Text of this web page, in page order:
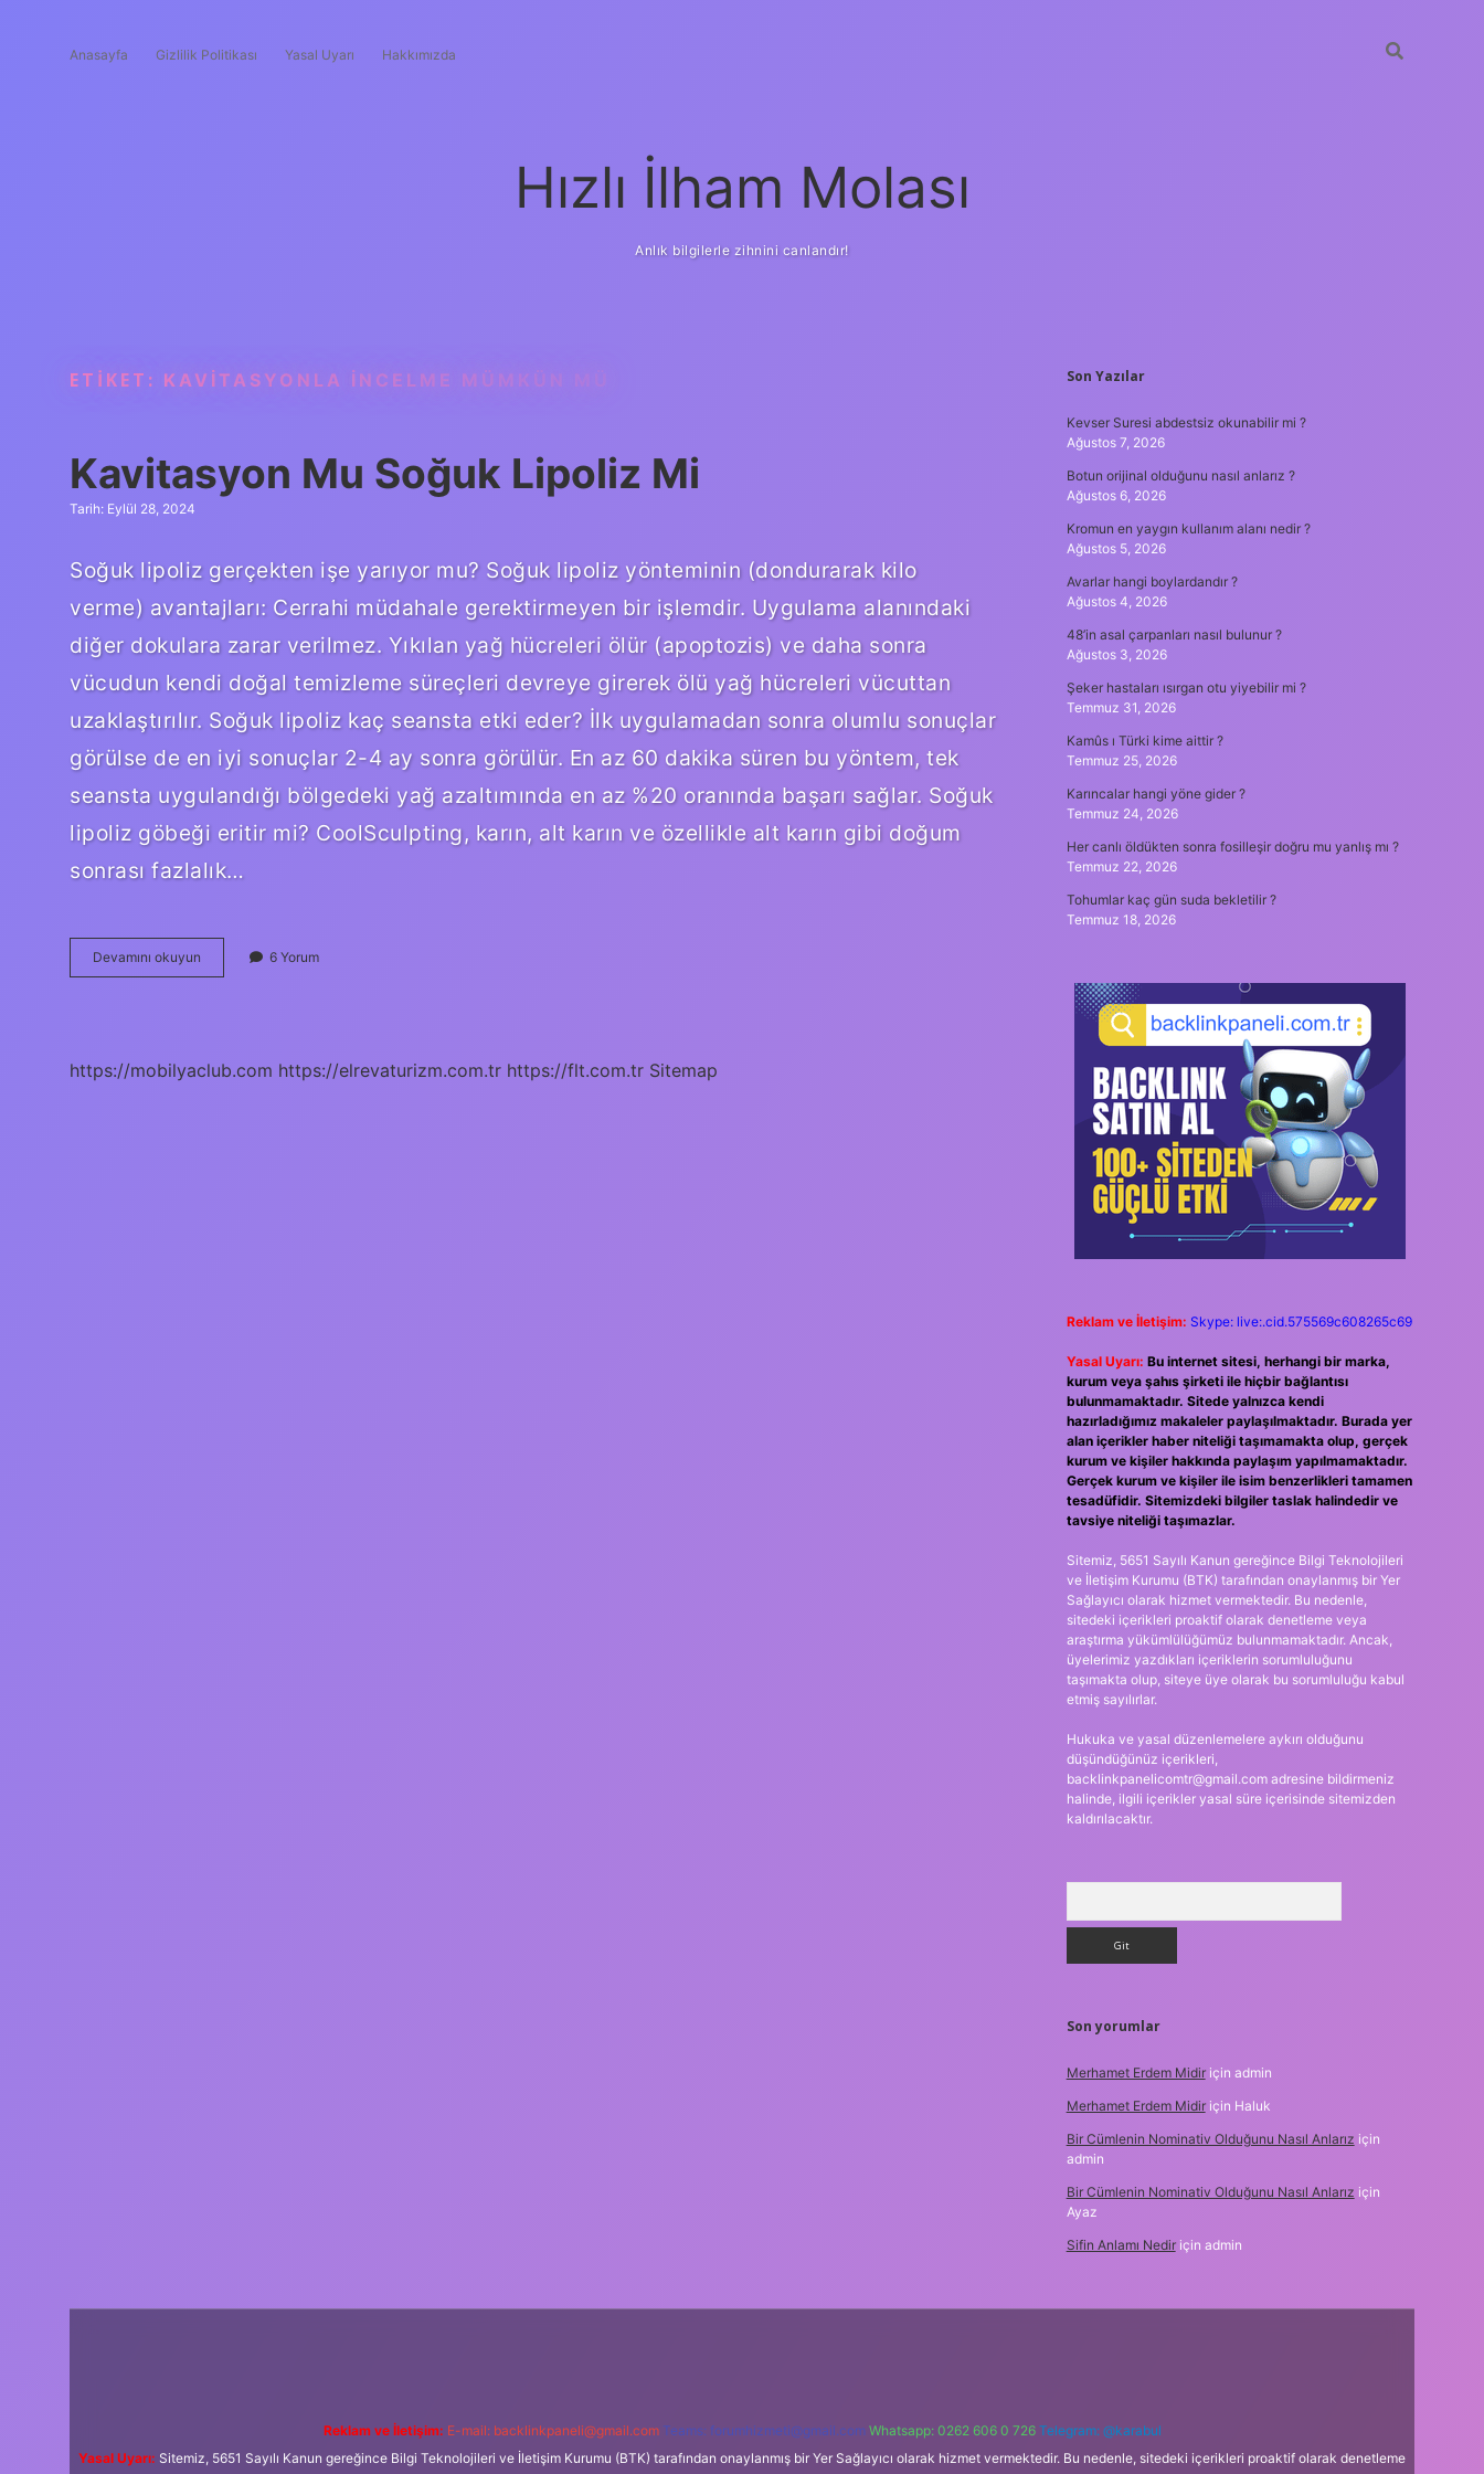
Anasayfa Gizlilik Politikası Yasal Uyarı Hakkımızda
Hızlı İlham Molası
Anlık bilgilerle zihnini canlandır!
ETIKET: KAVITASYONLA INCELME MÜMKÜN MÜ
Kavitasyon Mu Soğuk Lipoliz Mi
Tarih: Eylül 28, 2024
Soğuk lipoliz gerçekten işe yarıyor mu? Soğuk lipoliz yönteminin (dondurarak kilo
verme) avantajları: Cerrahi müdahale gerektirmeyen bir işlemdir. Uygulama alanındaki
diğer dokulara zarar verilmez. Yıkılan yağ hücreleri ölür (apoptozis) ve daha sonra
vücudun kendi doğal temizleme süreçleri devreye girerek ölü yağ hücreleri vücuttan
uzaklaştırılır. Soğuk lipoliz kaç seansta etki eder? İlk uygulamadan sonra olumlu sonuçlar
görülse de en iyi sonuçlar 2-4 ay sonra görülür. En az 60 dakika süren bu yöntem, tek
seansta uygulandığı bölgedeki yağ azaltımında en az %20 oranında başarı sağlar. Soğuk
lipoliz göbeği eritir mi? CoolSculpting, karın, alt karın ve özellikle alt karın gibi doğum
sonrası fazlalık…
Devamını okuyun Kavitasyon
Mu
6 Yorum
https://mobilyaclub.com https://elrevaturizm.com.tr https://flt.com.tr Sitemap
SIDEBAR
Son Yazılar
Kevser Suresi abdestsiz okunabilir mi ?
Ağustos 7, 2026
Botun orijinal olduğunu nasıl anlarız ?
Ağustos 6, 2026
Kromun en yaygın kullanım alanı nedir ?
Ağustos 5, 2026
Avarlar hangi boylardandır ?
Ağustos 4, 2026
48’in asal çarpanları nasıl bulunur ?
Ağustos 3, 2026
Şeker hastaları ısırgan otu yiyebilir mi ?
Temmuz 31, 2026
Kamûs ı Türki kime aittir ?
Temmuz 25, 2026
Karıncalar hangi yöne gider ?
Temmuz 24, 2026
Her canlı öldükten sonra fosilleşir doğru mu yanlış mı ?
Temmuz 22, 2026
Tohumlar kaç gün suda bekletilir ?
Temmuz 18, 2026
Reklam ve İletişim: Skype: live:.cid.575569c608265c69
Yasal Uyarı: Bu internet sitesi, herhangi bir marka,
kurum veya şahıs şirketi ile hiçbir bağlantısı
bulunmamaktadır. Sitede yalnızca kendi
hazırladığımız makaleler paylaşılmaktadır. Burada yer
alan içerikler haber niteliği taşımamakta olup, gerçek
kurum ve kişiler hakkında paylaşım yapılmamaktadır.
Gerçek kurum ve kişiler ile isim benzerlikleri tamamen
tesadüfidir. Sitemizdeki bilgiler taslak halindedir ve
tavsiye niteliği taşımazlar.
Sitemiz, 5651 Sayılı Kanun gereğince Bilgi Teknolojileri
ve İletişim Kurumu (BTK) tarafından onaylanmış bir Yer
Sağlayıcı olarak hizmet vermektedir. Bu nedenle,
sitedeki içerikleri proaktif olarak denetleme veya
araştırma yükümlülüğümüz bulunmamaktadır. Ancak,
üyelerimiz yazdıkları içeriklerin sorumluluğunu
taşımakta olup, siteye üye olarak bu sorumluluğu kabul
etmiş sayılırlar.
Hukuka ve yasal düzenlemelere aykırı olduğunu
düşündüğünüz içerikleri,
backlinkpanelicomtr@gmail.comadresine bildirmeniz
halinde, ilgili içerikler yasal süre içerisinde sitemizden
kaldırılacaktır.
Son yorumlar
Merhamet Erdem Midiriçin admin
Merhamet Erdem Midiriçin Haluk
Bir Cümlenin Nominativ Olduğunu Nasıl Anlarız için
admin
Bir Cümlenin Nominativ Olduğunu Nasıl Anlarız için
Ayaz
Sifin Anlamı Nediriçin admin
Reklam ve İletişim: E-mail: backlinkpaneli@gmail.com Teams: forumhizmeti@gmail.com Whatsapp: 0262 606 0 726 Telegram: @karabul
Yasal Uyarı: Sitemiz, 5651 Sayılı Kanun gereğince Bilgi Teknolojileri ve İletişim Kurumu (BTK) tarafından onaylanmış bir Yer Sağlayıcı olarak hizmet vermektedir. Bu nedenle, sitedeki içerikleri proaktif olarak denetleme